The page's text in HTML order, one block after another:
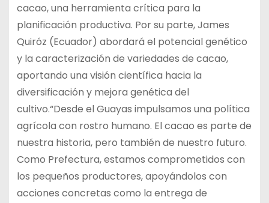
cacao, una herramienta crítica para la
planificación productiva. Por su parte, James
Quiróz (Ecuador) abordará el potencial genético
y la caracterización de variedades de cacao,
aportando una visión científica hacia la
diversificación y mejora genética del
cultivo.“Desde el Guayas impulsamos una política
agrícola con rostro humano. El cacao es parte de
nuestra historia, pero también de nuestro futuro.
Como Prefectura, estamos comprometidos con
los pequeños productores, apoyándolos con
acciones concretas como la entrega de